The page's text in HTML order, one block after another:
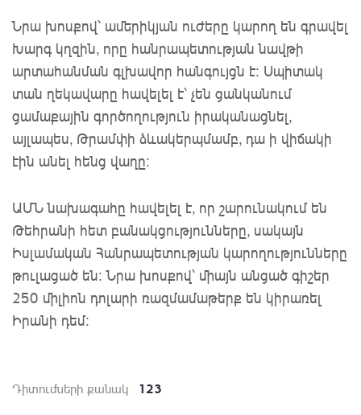
Նրա խոսքով՝ ամերիկյան ուժերը կարող են գրավել
Խարգ կղզին, որը հանրապետության նավթի
արտահանման գլխավոր հանգույցն է: Սպիտակ
տան ղեկավարը հավելել է՝ չեն ցանկանում
ցամաքային գործողություն իրականացնել,
այլապես, Թրամփի ձևակերպմամբ, դա ի վիճակի
էին անել հենց վաղը:
ԱՄՆ նախագահը հավելել է, որ շարունակում են
Թեհրանի հետ բանակցությունները, սակայն
Իսլամական Հանրապետության կարողությունները
թուլացած են: Նրա խոսքով՝ միայն անցած գիշեր
250 միլիոն դոլարի ռազմամաթերք են կիրառել
Իրանի դեմ:
Դիտումների քանակ 123